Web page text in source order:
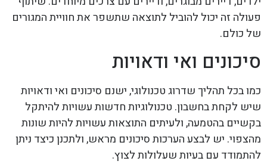
פעולה זה יכול להוביל לתוצאה שתשפר את חוויית המגורים
של כולם.
סיכונים ואי ודאויות
כמו בכל תהליך שדרוג טכנולוגי, ישנם סיכונים ואי ודאויות
שיש לקחת בחשבון. טכנולוגיות חדשות עשויות להיתקל
בקשיים בהטמעה, ולעיתים התוצאות עשויות להיות שונות
מהצפוי. יש לבצע הערכות סיכונים מראש, ולתכנן כיצד ניתן
להתמודד עם בעיות שעלולות לצוץ.